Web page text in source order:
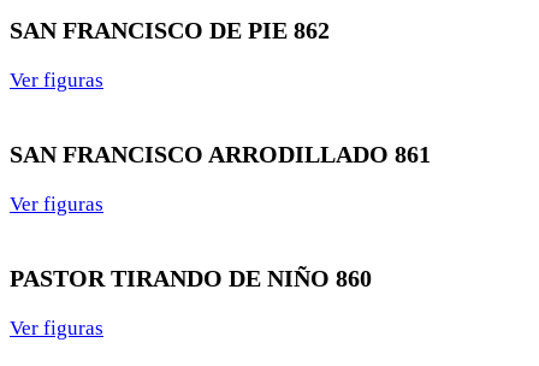
SAN FRANCISCO DE PIE 862
Ver figuras
SAN FRANCISCO ARRODILLADO 861
Ver figuras
PASTOR TIRANDO DE NIÑO 860
Ver figuras